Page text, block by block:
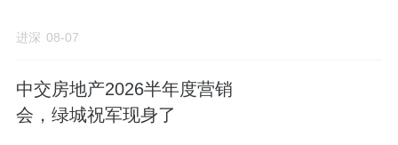
中间两栋小高层，带架空层的7#楼总高54.2
但是 消防高度都在54米以下
进深 08-07
中交房地产2026半年度营销
会，绿城祝军现身了